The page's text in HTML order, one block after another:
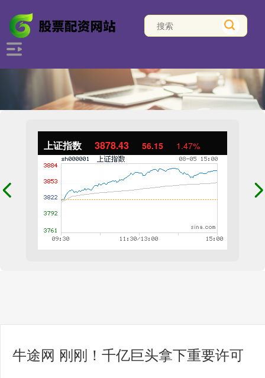
上证指数 3878.43 56.15 1.47%
牛途网 刚刚！千亿巨头拿下重要许可